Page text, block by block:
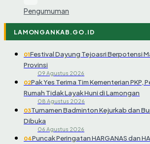
Pengumuman
LAMONGANKAB.GO.ID
01Festival Dayung Tejoasri Berpotensi
Provinsi
09 Agustus 2026
02Pak Yes Terima Tim Kementerian PKP,
Rumah Tidak Layak Huni di Lamongan
08 Agustus 2026
03Turnamen Badminton Kejurkab dan
Dibuka
06 Agustus 2026
04Puncak Peringatan HARGANAS dan